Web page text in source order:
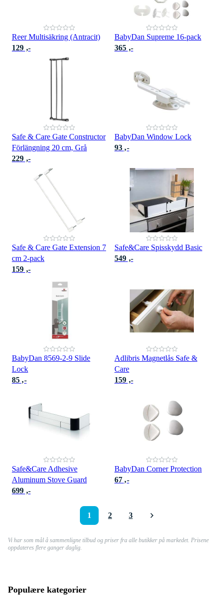
Reer Multisäkring (Antracit)
129 ,-
BabyDan Supreme 16-pack
365 ,-
Safe & Care Gate Constructor
Förlängning 20 cm, Grå
229 ,-
BabyDan Window Lock
93 ,-
Safe & Care Gate Extension 7
cm 2-pack
159 ,-
Safe&Care Spisskydd Basic
549 ,-
BabyDan 8569-2-9 Slide
Lock
85 ,-
Adlibris Magnetlås Safe &
Care
159 ,-
Safe&Care Adhesive
Aluminum Stove Guard
699 ,-
BabyDan Corner Protection
67 ,-
1 2 3
Vi har som mål å sammenligne tilbud og priser fra alle butikker på markedet. Prisene
oppdateres flere ganger daglig.
Populære kategorier